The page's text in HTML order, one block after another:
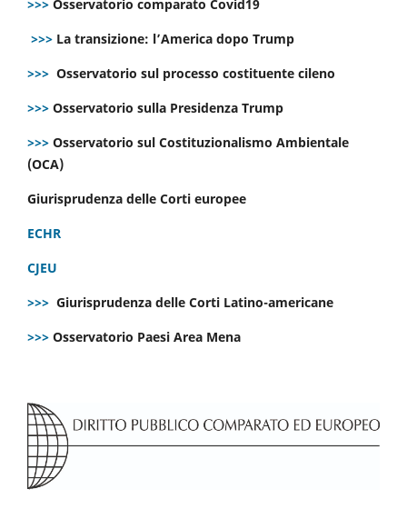
>>> Osservatorio comparato Covid19
>>> La transizione: l’America dopo Trump
>>> Osservatorio sul processo costituente cileno
>>> Osservatorio sulla Presidenza Trump
>>> Osservatorio sul Costituzionalismo Ambientale
(OCA)
Giurisprudenza delle Corti europee
ECHR
CJEU
>>> Giurisprudenza delle Corti Latino-americane
>>> Osservatorio Paesi Area Mena